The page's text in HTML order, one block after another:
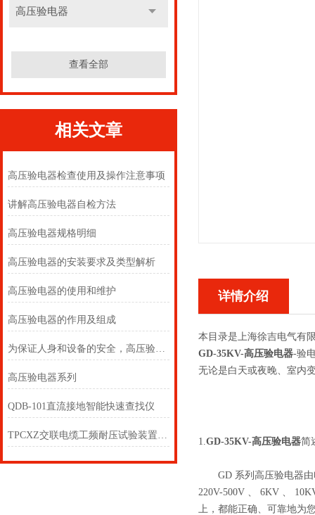
高压验电器
查看全部
相关文章
高压验电器检查使用及操作注意事项
讲解高压验电器自检方法
高压验电器规格明细
高压验电器的安装要求及类型解析
高压验电器的使用和维护
高压验电器的作用及组成
为保证人身和设备的安全，高压验电器必须按规定的期限进行预防性试验
高压验电器系列
QDB-101直流接地智能快速查找仪
TPCXZ交联电缆工频耐压试验装置 交联电缆耐压试验成套设备
详情介绍
本目录是上海徐吉电气有
GD-35KV-高压验电器-验
无论是白天或夜晚、室内
1.GD-35KV-高压验电器简
GD 系列高压验电器由
220V-500V 、 6KV 、
上，都能正确、可靠地为